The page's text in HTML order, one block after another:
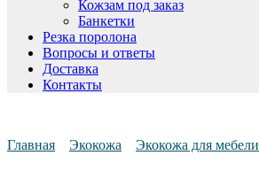
Кожзам под заказ
Банкетки
Резка поролона
Вопросы и ответы
Доставка
Контакты
Главная Экокожа Экокожа для мебели